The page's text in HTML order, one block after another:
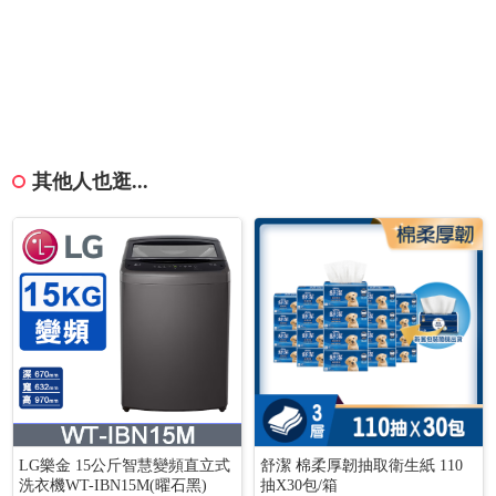
其他人也逛...
LG樂金 15公斤智慧變頻直立式
洗衣機WT-IBN15M(曜石黑)
舒潔 棉柔厚韌抽取衛生紙 110
抽X30包/箱